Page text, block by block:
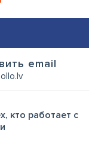
email
кто работает с